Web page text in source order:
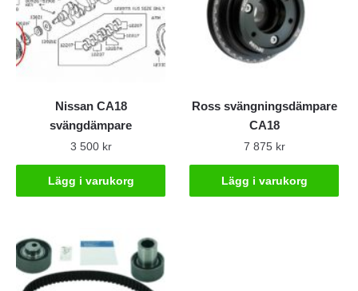
Nissan CA18
svängdämpare
3 500 kr
Lägg i varukorg
Ross svängningsdämpare
CA18
7 875 kr
Lägg i varukorg